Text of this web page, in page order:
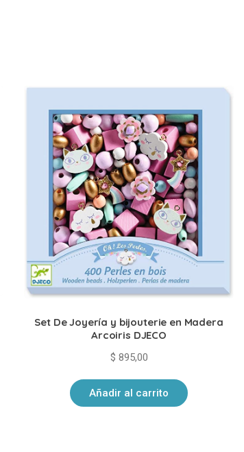
Set De Joyería y bijouterie en Madera
Arcoiris DJECO
$ 895,00
Añadir al carrito